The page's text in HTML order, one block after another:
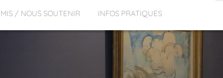
/ NOUS SOUTENIR INFOS PRATIQUES